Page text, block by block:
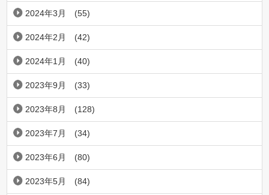
2024年3月 (55)
2024年2月 (42)
2024年1月 (40)
2023年9月 (33)
2023年8月 (128)
2023年7月 (34)
2023年6月 (80)
2023年5月 (84)